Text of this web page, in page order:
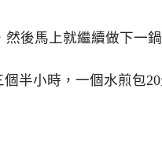
後馬上就繼續做下一鍋